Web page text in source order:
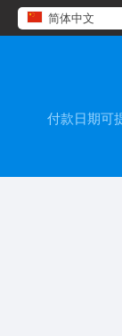
简体中文
付款日期可